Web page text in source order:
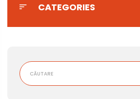
CATEGORIES